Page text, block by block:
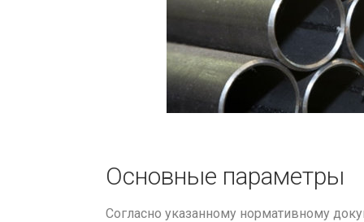
Основные параметры
Согласно указанному нормативному